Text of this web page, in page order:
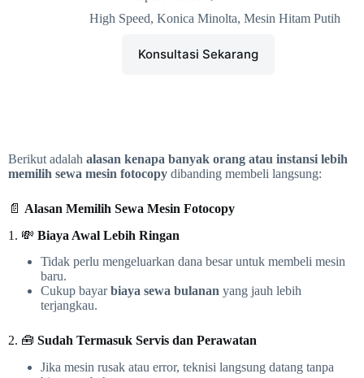
High Speed, Konica Minolta, Mesin Hitam Putih
Konsultasi Sekarang
Berikut adalah alasan kenapa banyak orang atau instansi lebih
memilih sewa mesin fotocopy dibanding membeli langsung:
📄 Alasan Memilih Sewa Mesin Fotocopy
1. 💸 Biaya Awal Lebih Ringan
Tidak perlu mengeluarkan dana besar untuk membeli mesin
baru.
Cukup bayarbiaya sewa bulanan yang jauh lebih
terjangkau.
2. 🧰 Sudah Termasuk Servis dan Perawatan
Jika mesin rusak atau error, teknisi langsung datang tanpa